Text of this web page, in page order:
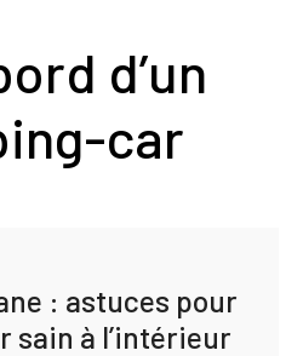
d’un
car
: astuces pour
sain à l’intérieur